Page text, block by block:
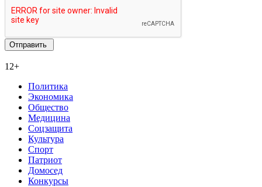
12+
Политика
Экономика
Общество
Медицина
Соцзащита
Культура
Спорт
Патриот
Домосед
Конкурсы